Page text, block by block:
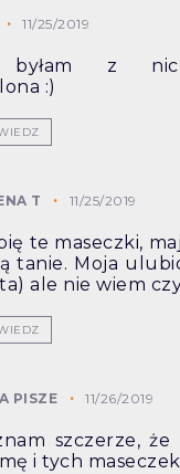
11/25/2019
byłam z
:)
T 11/25/2019
te maseczki,
tanie. Moja
ale nie wiem
PISZE 11/26/2019
szczerze, że
i tych maseczek